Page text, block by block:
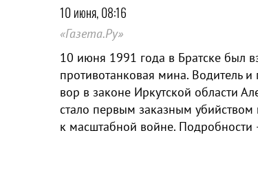
10 июня, 08:16
«Газета.Ру»
10 июня 1991 года в Братске был
противотанковая мина. Водитель
вор в законе Иркутской области
стало первым заказным
к масштабной войне. Подробности